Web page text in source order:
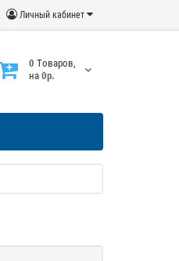
Личный кабинет
0 Tоваров,
на 0р.